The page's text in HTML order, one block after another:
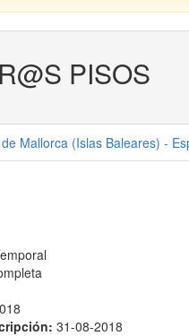
PISOS
Mallorca (Islas Baleares) -
31-08-2018